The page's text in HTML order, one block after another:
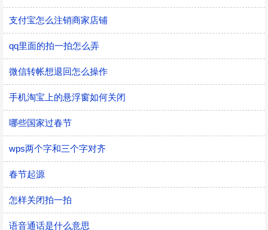
支付宝怎么注销商家店铺
qq里面的拍一拍怎么弄
微信转帐想退回怎么操作
手机淘宝上的悬浮窗如何关闭
哪些国家过春节
wps两个字和三个字对齐
春节起源
怎样关闭拍一拍
语音通话是什么意思